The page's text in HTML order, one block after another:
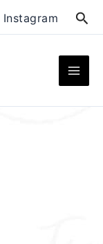
Instagram
搜
尋